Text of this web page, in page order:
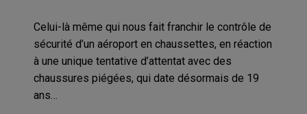
Celui-là même qui nous fait franchir le contrôle de
sécurité d’un aéroport en chaussettes, en réaction
à une unique tentative d’attentat avec des
chaussures piégées, qui date désormais de 19
ans…